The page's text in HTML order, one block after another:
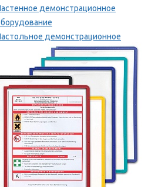
демонстрационное
демонстрационное
оборудование